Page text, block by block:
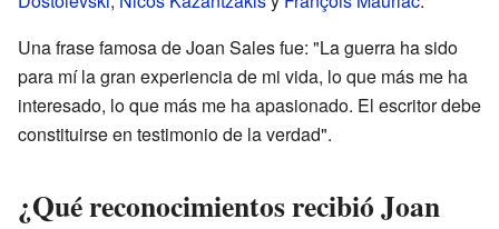
Una frase famosa de Joan Sales fue: "La guerra ha sido
para mí la gran experiencia de mi vida, lo que más me ha
interesado, lo que más me ha apasionado. El escritor debe
constituirse en testimonio de la verdad".
¿Qué reconocimientos recibió Joan